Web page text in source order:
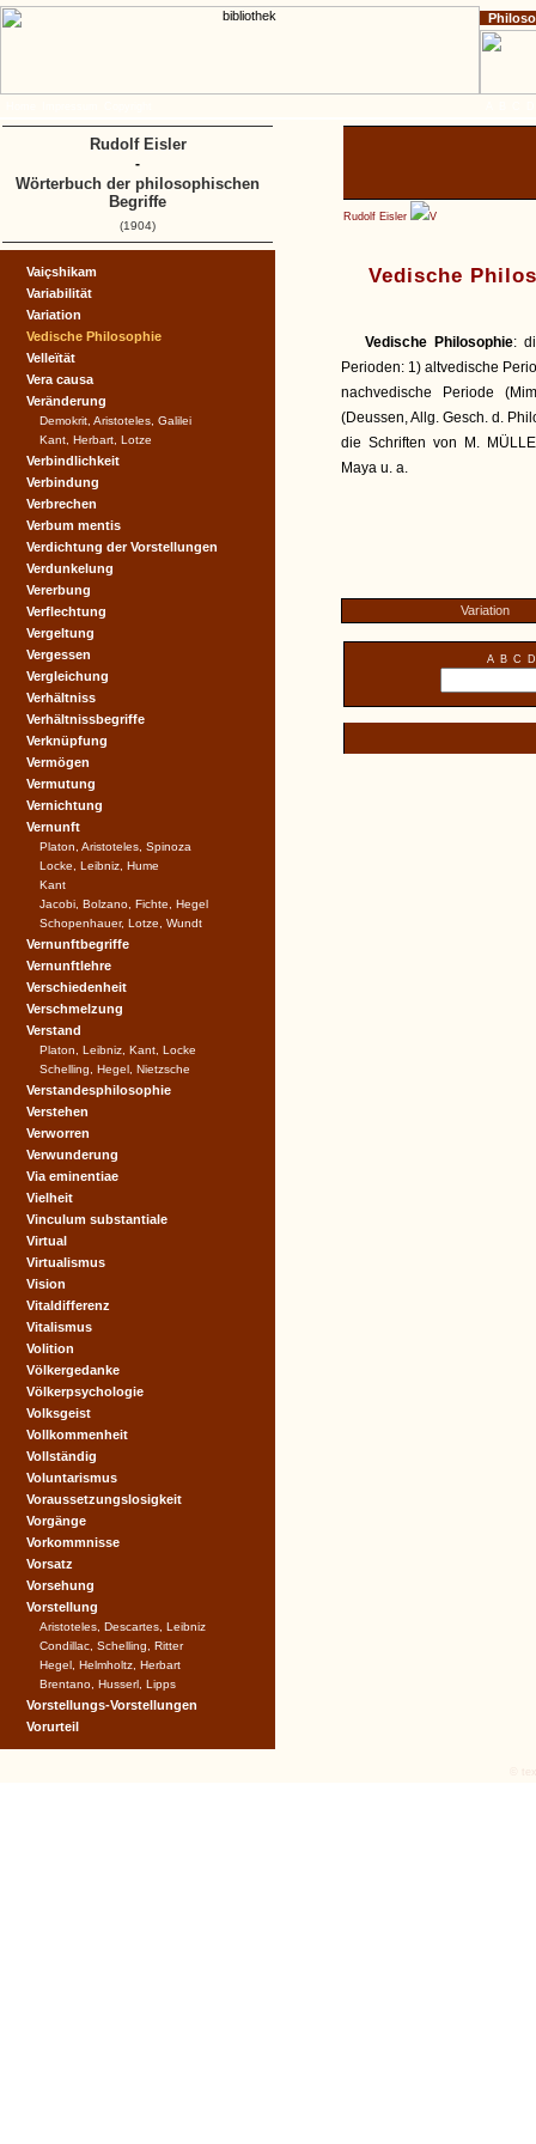
Rudolf Eisler V
Vedische
Vedische Philosophie:
Perioden: 1) altvedische
nachvedische Periode
(Deussen, Allg. Gesch. d.
die Schriften von M.
Maya u. a.
Variation
A B C D
Vaiçshikam
Variabilität
Variation
Vedische Philosophie
Velleïtät
Vera causa
Veränderung
Demokrit, Aristoteles, Galilei
Kant, Herbart, Lotze
Verbindlichkeit
Verbindung
Verbrechen
Verbum mentis
Verdichtung der Vorstellungen
Verdunkelung
Vererbung
Verflechtung
Vergeltung
Vergessen
Vergleichung
Verhältniss
Verhältnissbegriffe
Verknüpfung
Vermögen
Vermutung
Vernichtung
Vernunft
Platon, Aristoteles, Spinoza
Locke, Leibniz, Hume
Kant
Jacobi, Bolzano, Fichte, Hegel
Schopenhauer, Lotze, Wundt
Vernunftbegriffe
Vernunftlehre
Verschiedenheit
Verschmelzung
Verstand
Platon, Leibniz, Kant, Locke
Schelling, Hegel, Nietzsche
Verstandesphilosophie
Verstehen
Verworren
Verwunderung
Via eminentiae
Vielheit
Vinculum substantiale
Virtual
Virtualismus
Vision
Vitaldifferenz
Vitalismus
Volition
Völkergedanke
Völkerpsychologie
Volksgeist
Vollkommenheit
Vollständig
Voluntarismus
Voraussetzungslosigkeit
Vorgänge
Vorkommnisse
Vorsatz
Vorsehung
Vorstellung
Aristoteles, Descartes, Leibniz
Condillac, Schelling, Ritter
Hegel, Helmholtz, Herbart
Brentano, Husserl, Lipps
Vorstellungs-Vorstellungen
Vorurteil
Rudolf Eisler
-
Wörterbuch der philosophischen
Begriffe
(1904)